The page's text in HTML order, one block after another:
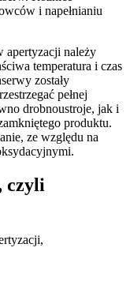
i napełnianiu
apertyzacji należy
temperatura i czas
zostały
pełnej
drobnoustroje, jak i
produktu.
ze względu na
czyli